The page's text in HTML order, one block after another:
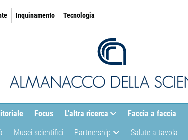
Inquinamento Tecnologia
Focus L'altra ricerca Faccia a faccia
Musei scientifici Partnership Salute a tavola